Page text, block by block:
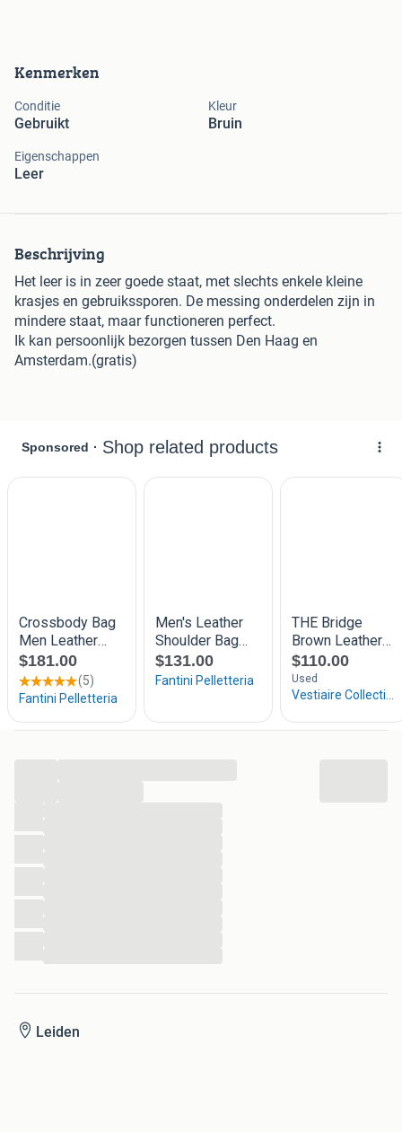
Kenmerken
Conditie
Gebruikt
Kleur
Bruin
Eigenschappen
Leer
Beschrijving
Het leer is in zeer goede staat, met slechts enkele kleine
krasjes en gebruikssporen. De messing onderdelen zijn in
mindere staat, maar functioneren perfect.
Ik kan persoonlijk bezorgen tussen Den Haag en
Amsterdam.(gratis)
Leiden